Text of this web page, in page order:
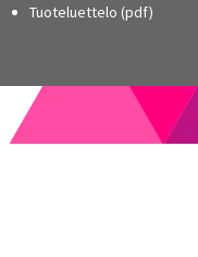
Tuoteluettelo (pdf)